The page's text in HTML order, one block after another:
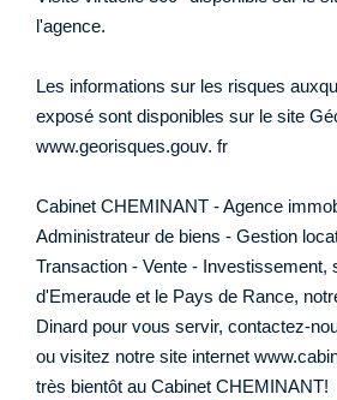
l'agence.
Les informations sur les risques
exposé sont disponibles sur le site
www.georisques.gouv. fr
Cabinet CHEMINANT - Agence
Administrateur de biens - Gestion
Transaction - Vente - Investissement,
d'Emeraude et le Pays de Rance,
Dinard pour vous servir, contactez-
ou visitez notre site internet
très bientôt au Cabinet CHEMINANT!